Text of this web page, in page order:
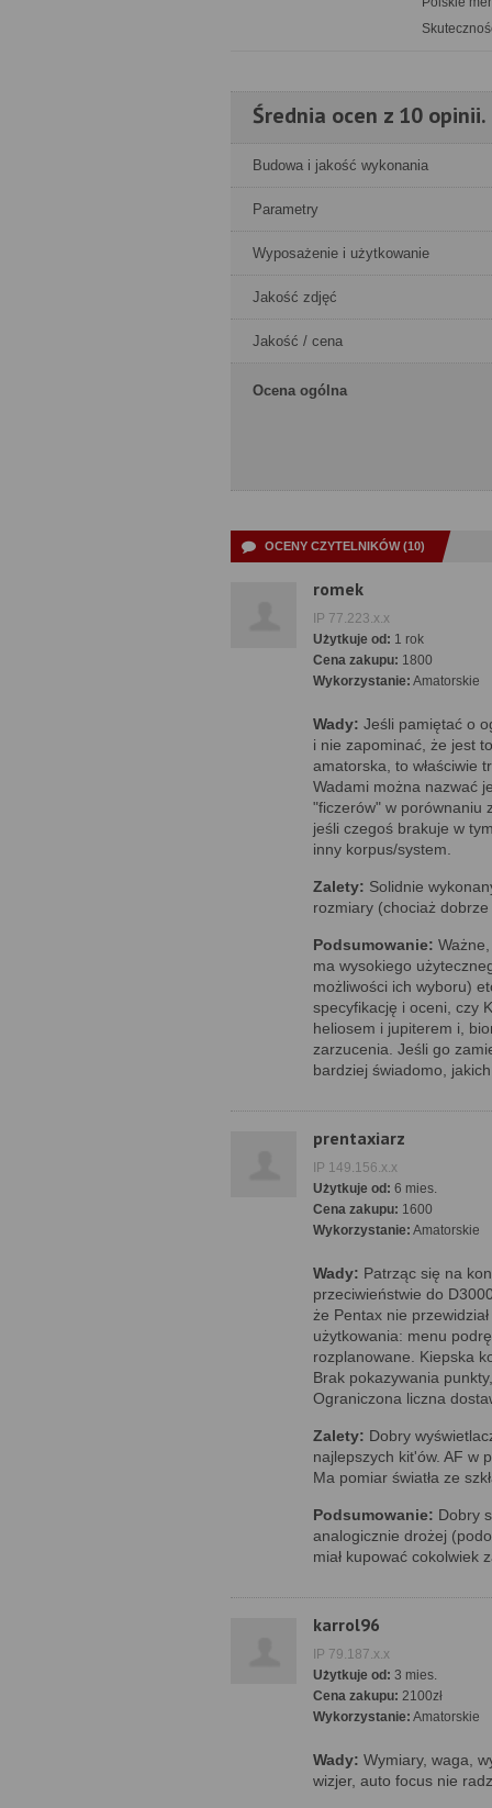
Średnia ocen z 10 opinii.
Budowa i jakość wykonania
Parametry
Wyposażenie i użytkowanie
Jakość zdjęć
Jakość / cena
Ocena ogólna
OCENY CZYTELNIKÓW (10)
romek
IP 77.223.x.x
Użytkuje od: 1 rok
Cena zakupu: 1800
Wykorzystanie: Amatorskie
Wady: Jeśli pamiętać o
i nie zapominać, że jest
amatorska, to właściwie
Wadami można nazwać
"ficzerów" w porównaniu
jeśli czegoś brakuje w
inny korpus/system.
Zalety: Solidnie
rozmiary (chociaż
Podsumowanie:
ma wysokiego
możliwości ich wyboru)
specyfikację i oceni, czy
heliosem i jupiterem i,
zarzucenia. Jeśli go
bardziej świadomo,
prentaxiarz
IP 149.156.x.x
Użytkuje od: 6 mies.
Cena zakupu: 1600
Wykorzystanie: Amatorskie
Wady: Patrząc się na
przeciwieństwie do
że Pentax nie
użytkowania: menu
rozplanowane. Kiepska
Brak pokazywania
Ograniczona liczna
Zalety: Dobry
najlepszych kit'ów. AF w
Ma pomiar światła ze
Podsumowanie: Dobry
analogicznie drożej
miał kupować cokolwiek
karrol96
IP 79.187.x.x
Użytkuje od: 3 mies.
Cena zakupu: 2100zł
Wykorzystanie: Amatorskie
Wady: Wymiary, waga,
wizjer, auto focus nie